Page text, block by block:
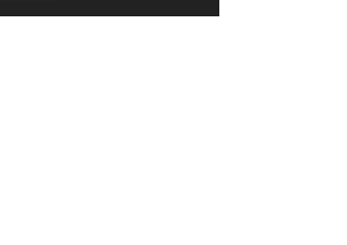
Gore/Dole